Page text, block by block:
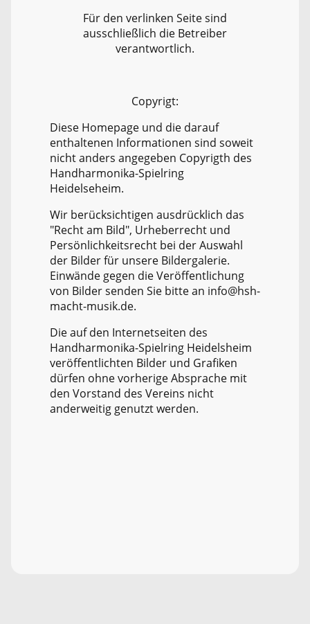
Für den verlinken Seite sind
ausschließlich die Betreiber
verantwortlich.
Copyrigt:
Diese Homepage und die darauf
enthaltenen Informationen sind soweit
nicht anders angegeben Copyrigth des
Handharmonika-Spielring
Heidelseheim.
Wir berücksichtigen ausdrücklich das
"Recht am Bild", Urheberrecht und
Persönlichkeitsrecht bei der Auswahl
der Bilder für unsere Bildergalerie.
Einwände gegen die Veröffentlichung
von Bilder senden Sie bitte an info@hsh-
macht-musik.de.
Die auf den Internetseiten des
Handharmonika-Spielring Heidelsheim
veröffentlichten Bilder und Grafiken
dürfen ohne vorherige Absprache mit
den Vorstand des Vereins nicht
anderweitig genutzt werden.